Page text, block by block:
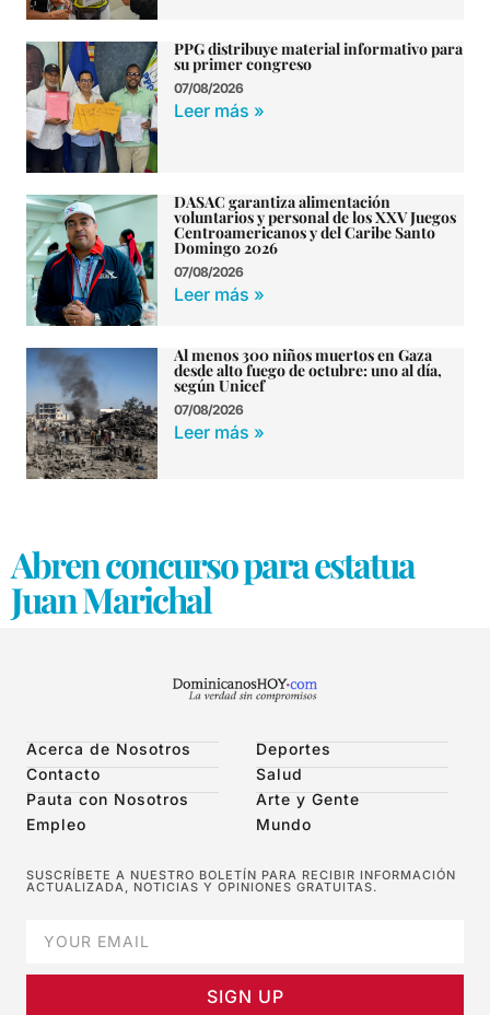
PPG distribuye material informativo para
su primer congreso
07/08/2026
Leer más »
DASAC garantiza alimentación
voluntarios y personal de los XXV Juegos
Centroamericanos y del Caribe Santo
Domingo 2026
07/08/2026
Leer más »
Al menos 300 niños muertos en Gaza
desde alto fuego de octubre: uno al día,
según Unicef
07/08/2026
Leer más »
Abren concurso para estatua
Juan Marichal
Acerca de Nosotros
Contacto
Pauta con Nosotros
Empleo
Deportes
Salud
Arte y Gente
Mundo
SUSCRÍBETE A NUESTRO BOLETÍN PARA RECIBIR INFORMACIÓN
ACTUALIZADA, NOTICIAS Y OPINIONES GRATUITAS.
SIGN UP